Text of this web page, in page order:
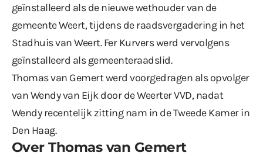
geïnstalleerd als de nieuwe wethouder van de
gemeente Weert, tijdens de raadsvergadering in het
Stadhuis van Weert. Fer Kurvers werd vervolgens
geïnstalleerd als gemeenteraadslid.
Thomas van Gemert werd voorgedragen als opvolger
van Wendy van Eijk door de Weerter VVD, nadat
Wendy recentelijk zitting nam in de Tweede Kamer in
Den Haag.
Over Thomas van Gemert